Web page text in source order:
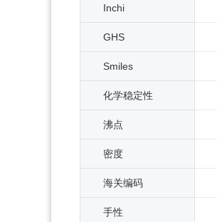
Inchi
GHS
Smiles
化学稳定性
沸点
密度
海关编码
手性